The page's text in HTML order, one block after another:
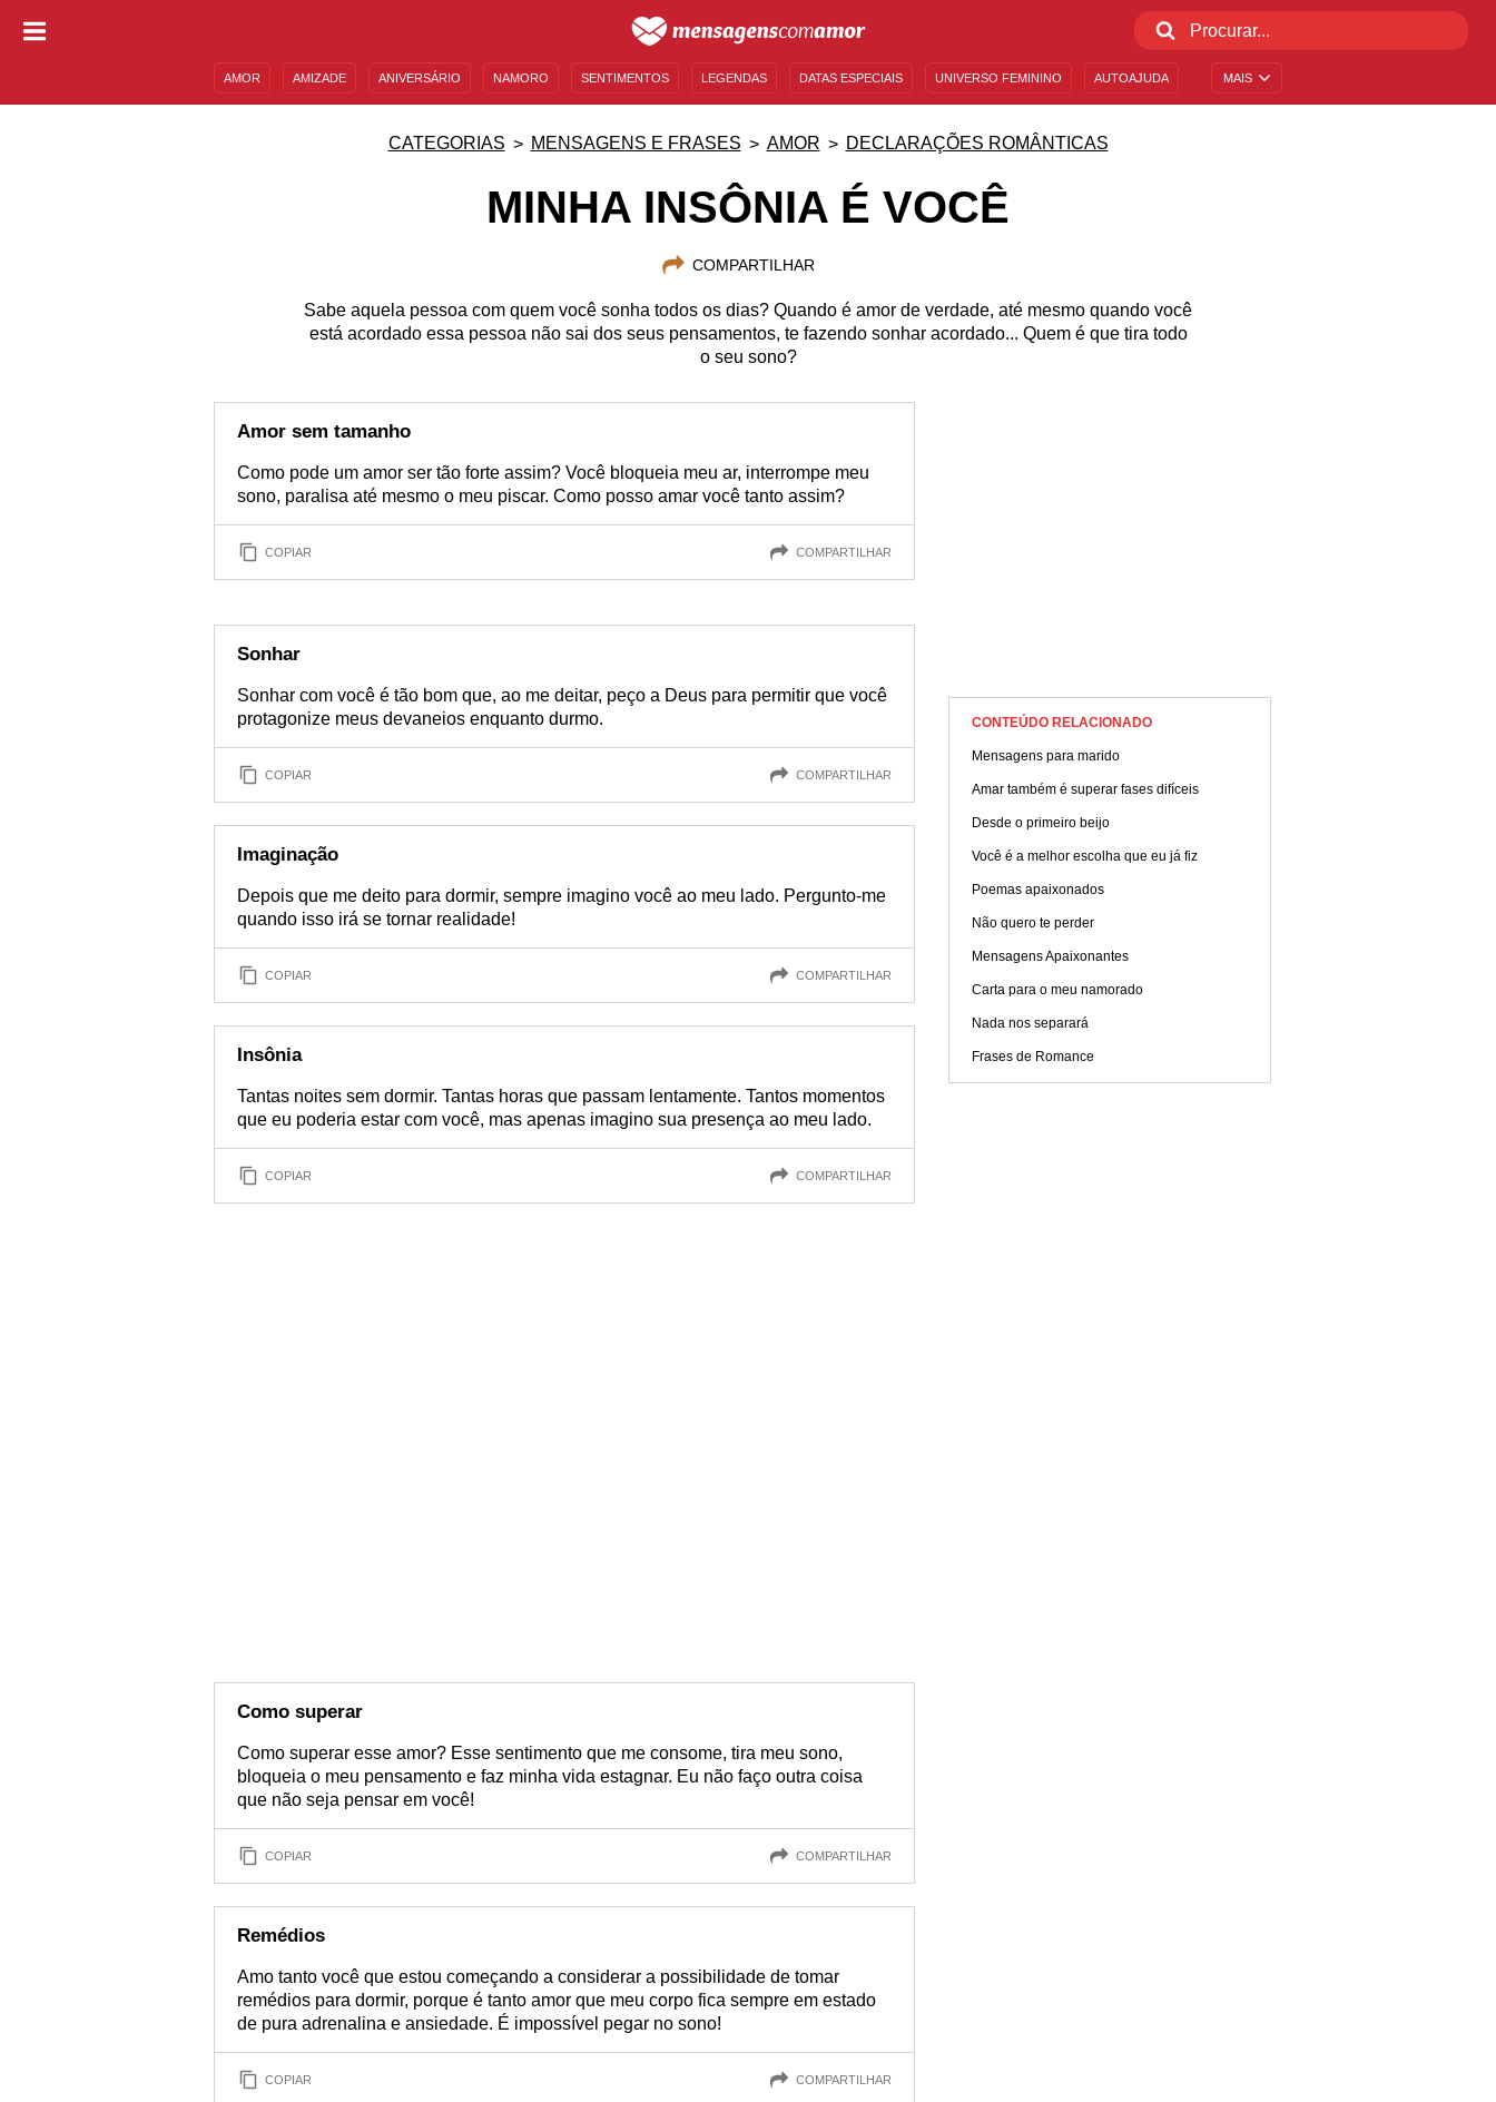
MAIS
AMOR AMIZADE ANIVERSÁRIO NAMORO SENTIMENTOS LEGENDAS DATAS ESPECIAIS UNIVERSO FEMININO AUTOAJUDA
CATEGORIAS MENSAGENS E FRASES AMOR DECLARAÇÕES ROMÂNTICAS
MINHA INSÔNIA É VOCÊ
COMPARTILHAR
Sabe aquela pessoa com quem você sonha todos os dias? Quando é amor de verdade, até mesmo quando você
está acordado essa pessoa não sai dos seus pensamentos, te fazendo sonhar acordado... Quem é que tira todo
o seu sono?
Amor sem tamanho
Como pode um amor ser tão forte assim? Você bloqueia meu ar, interrompe meu
sono, paralisa até mesmo o meu piscar. Como posso amar você tanto assim?
COPIAR COMPARTILHAR
Sonhar
Sonhar com você é tão bom que, ao me deitar, peço a Deus para permitir que você
protagonize meus devaneios enquanto durmo.
COPIAR COMPARTILHAR
Imaginação
Depois que me deito para dormir, sempre imagino você ao meu lado. Pergunto-me
quando isso irá se tornar realidade!
COPIAR COMPARTILHAR
Insônia
Tantas noites sem dormir. Tantas horas que passam lentamente. Tantos momentos
que eu poderia estar com você, mas apenas imagino sua presença ao meu lado.
COPIAR COMPARTILHAR
Como superar
Como superar esse amor? Esse sentimento que me consome, tira meu sono,
bloqueia o meu pensamento e faz minha vida estagnar. Eu não faço outra coisa
que não seja pensar em você!
COPIAR COMPARTILHAR
Remédios
Amo tanto você que estou começando a considerar a possibilidade de tomar
remédios para dormir, porque é tanto amor que meu corpo fica sempre em estado
de pura adrenalina e ansiedade. É impossível pegar no sono!
COPIAR COMPARTILHAR
CONTEÚDO RELACIONADO
Mensagens para marido
Amar também é superar fases difíceis
Desde o primeiro beijo
Você é a melhor escolha que eu já fiz
Poemas apaixonados
Não quero te perder
Mensagens Apaixonantes
Carta para o meu namorado
Nada nos separará
Frases de Romance